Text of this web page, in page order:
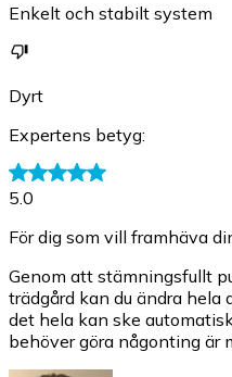
Enkelt och stabilt system
Dyrt
Expertens betyg:
5.0
För dig som vill framhäva
Genom att stämningsfullt
trädgård kan du ändra
det hela kan ske
behöver göra någonting är